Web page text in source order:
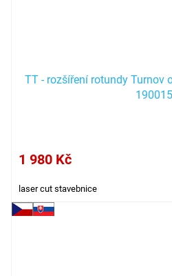
TT - rozšíření rotundy Turnov
190015
1 980 Kč
laser cut stavebnice